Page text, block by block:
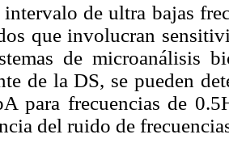
de ultra bajas
que involucran
de microanálisis
de la DS, se pueden
para frecuencias de
del ruido de